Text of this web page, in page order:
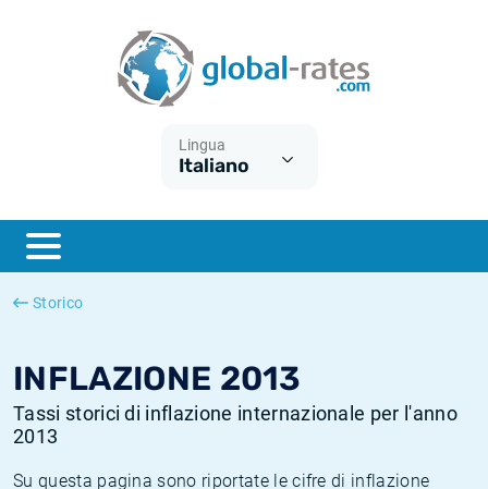
Lingua
Italiano
Storico
INFLAZIONE 2013
Tassi storici di inflazione internazionale per l'anno
2013
Su questa pagina sono riportate le cifre di inflazione
ESTER
SONIA
Cos'è l'inflazione CPI?
Cos'è l'inflazione HICP?
Inflazione Italia
Inflazione Stati Uniti
Tassi storici Euribor
Tassi storici di SONIA
Tassi storici di TONAR
Calcolatore dell’inflazione